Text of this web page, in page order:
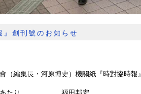
』創刊號のお知らせ
（編集長・河原博史）機關紙『時對協時報』
にあたり 福田邦宏